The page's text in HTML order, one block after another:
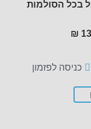
בכל הסולמות
₪
כניסה לפזמון